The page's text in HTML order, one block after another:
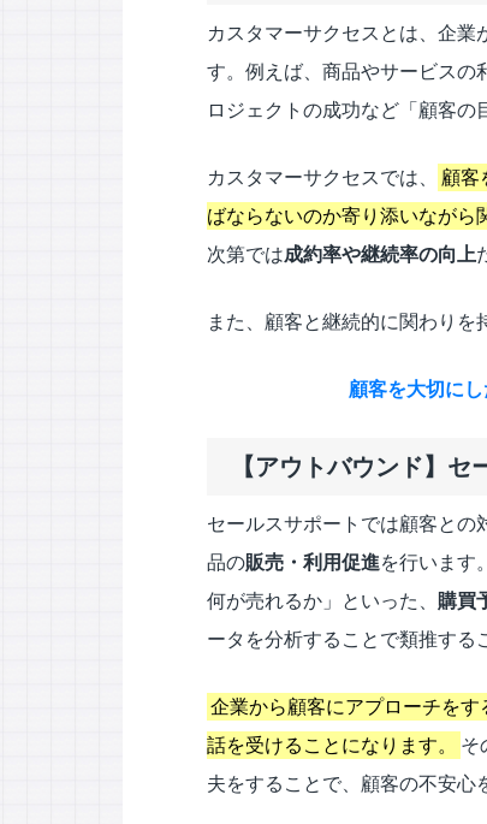
カスタマーサクセスとは、企業
す。例えば、商品やサービスの
ロジェクトの成功など「顧客の
カスタマーサクセスでは、
顧客
ばならないのか寄り添いながら
次第では成約率や継続率の向上
また、顧客と継続的に関わりを
顧客を大切に
【アウトバウンド】セ
セールスサポートでは顧客との
品の販売・利用促進を行います
何が売れるか」といった、 購買
ータを分析することで類推する
企業から顧客にアプローチを
話を受けることになります。
そ
夫をすることで、顧客の不安心